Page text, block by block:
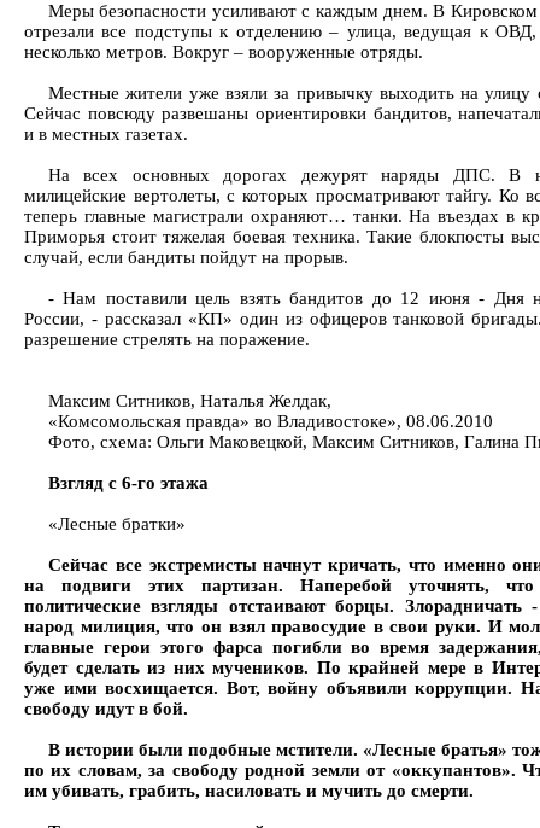
Меры безопасности усиливают с каждым днем. В
отрезали все подступы к отделению – улица, ведущая к ОВД,
несколько метров. Вокруг – вооруженные отряды.
Местные жители уже взяли за привычку выходить на улицу
Сейчас повсюду развешаны ориентировки бандитов,
и в местных газетах.
На всех основных дорогах дежурят наряды ДПС. В
милицейские вертолеты, с которых просматривают тайгу. Ко
теперь главные магистрали охраняют… танки. На въездах в
Приморья стоит тяжелая боевая техника. Такие блокпосты
случай, если бандиты пойдут на прорыв.
- Нам поставили цель взять бандитов до 12 июня - Дня
России, - рассказал «КП» один из офицеров танковой
разрешение стрелять на поражение.
Максим Ситников, Наталья Желдак,
«Комсомольская правда» во Владивостоке», 08.06.2010
Фото, схема: Ольги Маковецкой, Максим Ситников, Галина
Взгляд с 6-го этажа
«Лесные братки»
Сейчас все экстремисты начнут кричать, что именно
на подвиги этих партизан. Наперебой уточнять,
политические взгляды отстаивают борцы. Злорадничать
народ милиция, что он взял правосудие в свои руки. И
главные герои этого фарса погибли во время
будет сделать из них мучеников. По крайней мере в
уже ими восхищается. Вот, войну объявили коррупции.
свободу идут в бой.
В истории были подобные мстители. «Лесные братья»
по их словам, за свободу родной земли от «оккупантов».
им убивать, грабить, насиловать и мучить до смерти.